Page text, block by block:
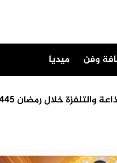
وفن ميديا
خلال رمضان 1445 ه/2024 م